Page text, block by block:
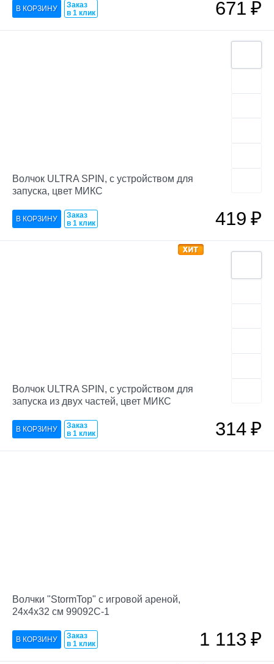
Заказ
в 1 клик
671₽
Волчок ULTRA SPIN, с устройством для
запуска, цвет МИКС
Заказ
в 1 клик
419₽
Волчок ULTRA SPIN, с устройством для
запуска из двух частей, цвет МИКС
Заказ
в 1 клик
314₽
Волчки "StormTop" с игровой ареной,
24х4х32 см 99092C-1
Заказ
в 1 клик
1 113₽